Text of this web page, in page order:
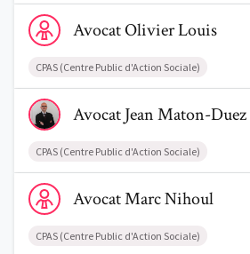
Voir le profil de AvocatOlivier Louis
AvocatOlivierLouis
CPAS (Centre Public d'Action Sociale)
Voir le profil de AvocatJean Maton-Duez
AvocatJeanMaton-Duez
CPAS (Centre Public d'Action Sociale)
Voir le profil de AvocatMarc Nihoul
AvocatMarcNihoul
CPAS (Centre Public d'Action Sociale)